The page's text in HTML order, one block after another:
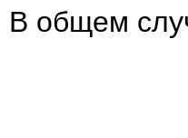
В общем